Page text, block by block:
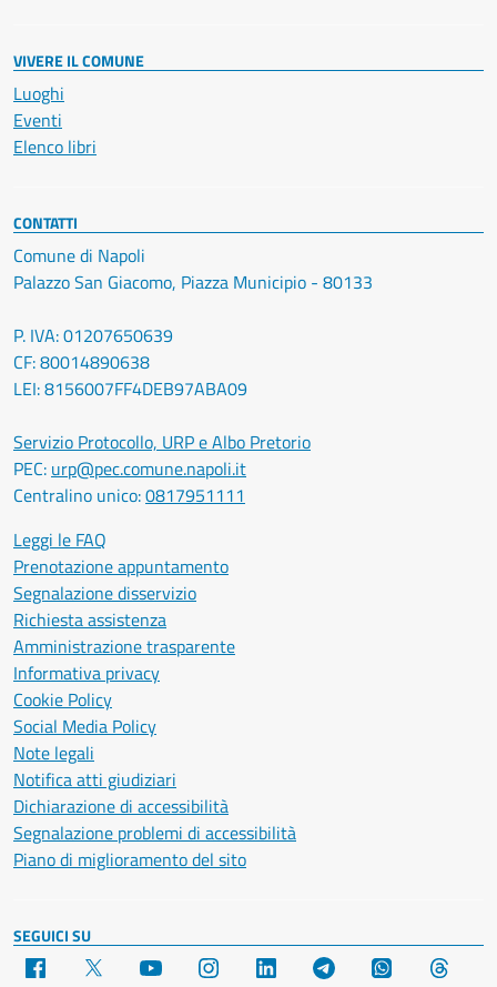
VIVERE IL COMUNE
Luoghi
Eventi
Elenco libri
CONTATTI
Comune di Napoli
Palazzo San Giacomo, Piazza Municipio - 80133
P. IVA: 01207650639
CF: 80014890638
LEI: 8156007FF4DEB97ABA09
Servizio Protocollo, URP e Albo Pretorio
PEC: urp@pec.comune.napoli.it
Centralino unico:0817951111
Leggi le FAQ
Prenotazione appuntamento
Segnalazione disservizio
Richiesta assistenza
Amministrazione trasparente
Informativa privacy
Cookie Policy
Social Media Policy
Note legali
Notifica atti giudiziari
Dichiarazione di accessibilità
Segnalazione problemi di accessibilità
Piano di miglioramento del sito
SEGUICI SU
Facebook YouTube Instagram LinkedIn Telegram WhatsApp